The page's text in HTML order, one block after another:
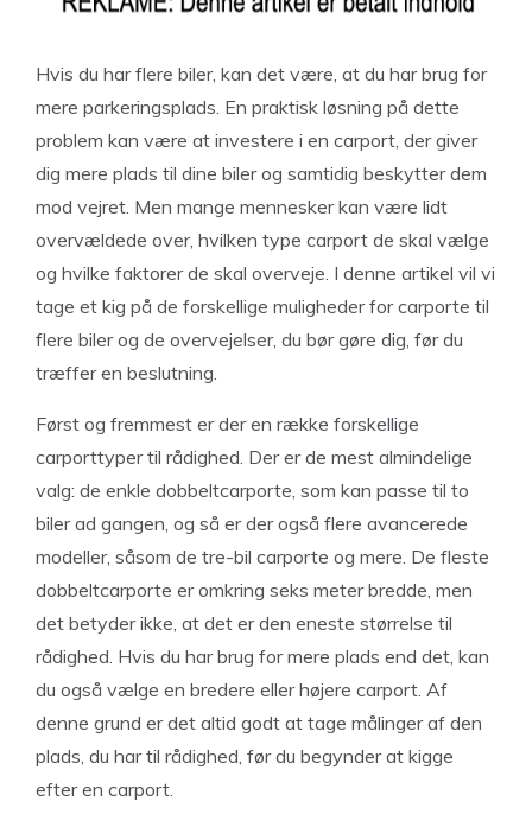
Hvis du har flere biler, kan det være, at du har brug for
mere parkeringsplads. En praktisk løsning på dette
problem kan være at investere i en carport, der giver
dig mere plads til dine biler og samtidig beskytter dem
mod vejret. Men mange mennesker kan være lidt
overvældede over, hvilken type carport de skal vælge
og hvilke faktorer de skal overveje. I denne artikel vil vi
tage et kig på de forskellige muligheder for carporte til
flere biler og de overvejelser, du bør gøre dig, før du
træffer en beslutning.
Først og fremmest er der en række forskellige
carporttyper til rådighed. Der er de mest almindelige
valg: de enkle dobbeltcarporte, som kan passe til to
biler ad gangen, og så er der også flere avancerede
modeller, såsom de tre-bil carporte og mere. De fleste
dobbeltcarporte er omkring seks meter bredde, men
det betyder ikke, at det er den eneste størrelse til
rådighed. Hvis du har brug for mere plads end det, kan
du også vælge en bredere eller højere carport. Af
denne grund er det altid godt at tage målinger af den
plads, du har til rådighed, før du begynder at kigge
efter en carport.